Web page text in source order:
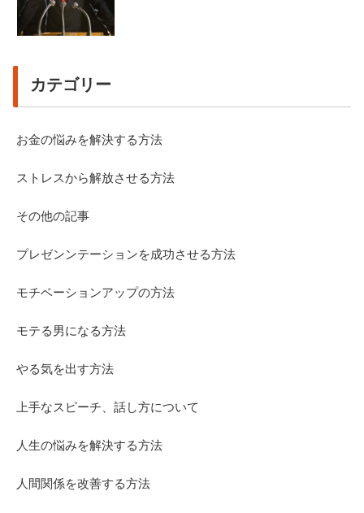
カテゴリー
お金の悩みを解決する方法
ストレスから解放させる方法
その他の記事
プレゼンンテーションを成功させる方法
モチベーションアップの方法
モテる男になる方法
やる気を出す方法
上手なスピーチ、話し方について
人生の悩みを解決する方法
人間関係を改善する方法